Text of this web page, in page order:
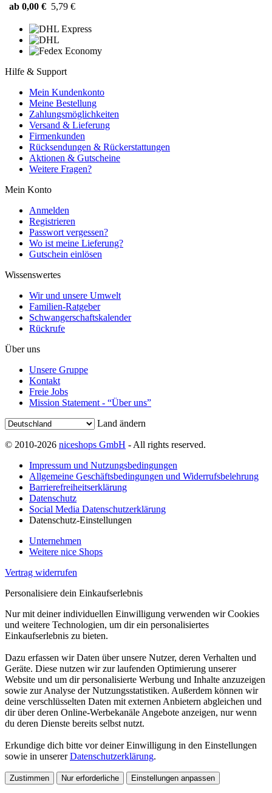
ab 0,00 € 5,79 €
Hilfe & Support
Mein Kundenkonto
Meine Bestellung
Zahlungsmöglichkeiten
Versand & Lieferung
Firmenkunden
Rücksendungen & Rückerstattungen
Aktionen & Gutscheine
Weitere Fragen?
Mein Konto
Anmelden
Registrieren
Passwort vergessen?
Wo ist meine Lieferung?
Gutschein einlösen
Wissenswertes
Wir und unsere Umwelt
Familien-Ratgeber
Schwangerschaftskalender
Rückrufe
Über uns
Unsere Gruppe
Kontakt
Freie Jobs
Mission Statement - “Über uns”
Land ändern
© 2010-2026 niceshops GmbH - All rights reserved.
Impressum und Nutzungsbedingungen
Allgemeine Geschäftsbedingungen und Widerrufsbelehrung
Barrierefreiheitserklärung
Datenschutz
Social Media Datenschutzerklärung
Datenschutz-Einstellungen
Unternehmen
Weitere nice Shops
Vertrag widerrufen
Personalisiere dein Einkaufserlebnis
Nur mit deiner individuellen Einwilligung verwenden wir Cookies
und weitere Technologien, um dir ein personalisiertes
Einkaufserlebnis zu bieten.
Dazu erfassen wir Daten über unsere Nutzer, deren Verhalten und
Geräte. Diese nutzen wir zur laufenden Optimierung unserer
Website und um dir personalisierte Werbung und Inhalte anzuzeigen
sowie zur Analyse der Nutzungsstatistiken. Außerdem können wir
deine verschlüsselten Daten mit externen Anbietern abgleichen und
dir über deren Online-Werbekanäle Angebote anzeigen, nur wenn
du deren Dienste bereits selbst nutzt.
Erkundige dich bitte vor deiner Einwilligung in den Einstellungen
sowie in unsererDatenschutzerklärung.
Zustimmen Nur erforderliche Einstellungen anpassen